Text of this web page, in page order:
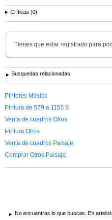
Críticas (0)
Tienes que estar registrado para
Busquedas relacionadas
Pintores México
Pintura de 579 a 1155 $
Venta de cuadros Otros
Pintura Otros
Venta de cuadros Paisaje
Comprar Otros Paisaje
No encuentras lo que buscas. En